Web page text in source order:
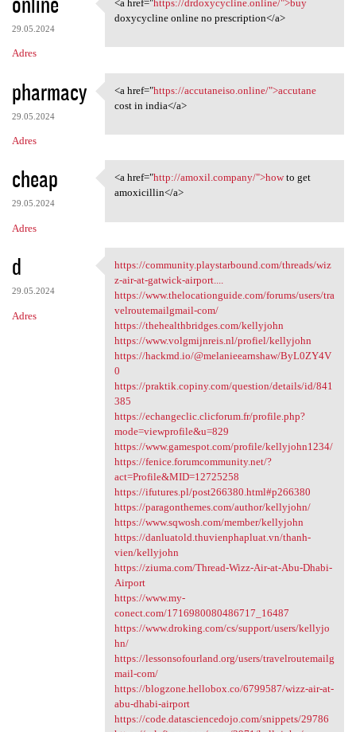
29.05.2024
Adres
<a href="https:/
<a href="https://drdoxycycline.online/">buy
doxycycline online no prescription</a>
pharmacy
29.05.2024
Adres
<a href="https://accutaneiso
<a href="https://accutaneiso.online/">accutane
cost in india</a>
cheap
29.05.2024
Adres
<a href="http://amoxil
<a href="http://amoxil.company/">howto get
amoxicillin</a>
d
29.05.2024
Adres
https://community
https://community.playstarbound.com/threads/wiz
z-air-at-gatwick-airport....
https://www.thelocationguide.com/forums/users/tra
velroutemailgmail-com/
https://thehealthbridges.com/kellyjohn
https://www.volgmijnreis.nl/profiel/kellyjohn
https://hackmd.io/@melanieearnshaw/ByL0ZY4V
0
https://praktik.copiny.com/question/details/id/841
385
https://echangeclic.clicforum.fr/profile.php?
mode=viewprofile&u=829
https://www.gamespot.com/profile/kellyjohn1234/
https://fenice.forumcommunity.net/?
act=Profile&MID=12725258
https://ifutures.pl/post266380.html#p266380
https://paragonthemes.com/author/kellyjohn/
https://www.sqwosh.com/member/kellyjohn
https://danluatold.thuvienphapluat.vn/thanh-
vien/kellyjohn
https://ziuma.com/Thread-Wizz-Air-at-Abu-Dhabi-
Airport
https://www.my-
conect.com/1716980080486717_16487
https://www.droking.com/cs/support/users/kellyjo
hn/
https://lessonsofourland.org/users/travelroutemailg
mail-com/
https://blogzone.hellobox.co/6799587/wizz-air-at-
abu-dhabi-airport
https://code.datasciencedojo.com/snippets/29786